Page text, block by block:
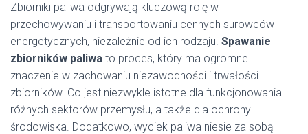
Zbiorniki paliwa odgrywają kluczową rolę w
przechowywaniu i transportowaniu cennych surowców
energetycznych, niezależnie od ich rodzaju. Spawanie
zbiorników paliwa to proces, który ma ogromne
znaczenie w zachowaniu niezawodności i trwałości
zbiorników. Co jest niezwykle istotne dla funkcjonowania
różnych sektorów przemysłu, a także dla ochrony
środowiska. Dodatkowo, wyciek paliwa niesie za sobą